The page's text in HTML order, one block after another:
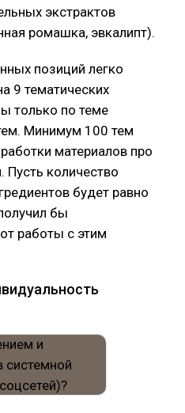
экстрактов
ромашка, эвкалипт).
позиций легко
9 тематических
только по теме
Минимум 100 тем
материалов про
Пусть количество
будет равно
бы
работы с этим